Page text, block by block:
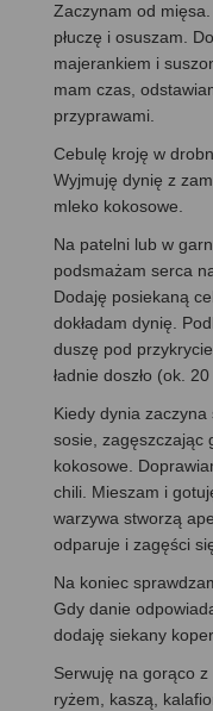
Zaczynam od
płuczę i osuszam.
majerankiem i
mam czas,
przyprawami.
Cebulę kroję w
Wyjmuję dynię z
mleko kokosowe.
Na patelni lub w
podsmażam serca
Dodaję posiekaną
dokładam dynię.
duszę pod
ładnie doszło (ok. 20
Kiedy dynia
sosie, zagęszczając
kokosowe.
chili. Mieszam i
warzywa stworzą
odparuje i zagęści
Na koniec
Gdy danie
dodaję siekany
Serwuję na gorąco
ryżem, kaszą,